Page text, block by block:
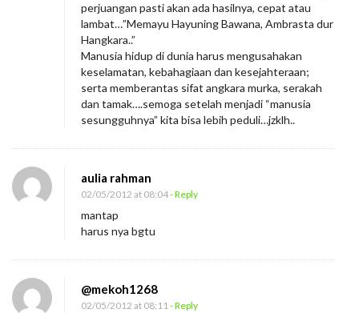
perjuangan pasti akan ada hasilnya, cepat atau
lambat…”Memayu Hayuning Bawana, Ambrasta dur
Hangkara..”
Manusia hidup di dunia harus mengusahakan
keselamatan, kebahagiaan dan kesejahteraan;
serta memberantas sifat angkara murka, serakah
dan tamak….semoga setelah menjadi “manusia
sesungguhnya” kita bisa lebih peduli…jzklh..
aulia rahman
02/05/2012 at 08:04- Reply
mantap
harus nya bgtu
@mekoh1268
02/05/2012 at 08:11- Reply